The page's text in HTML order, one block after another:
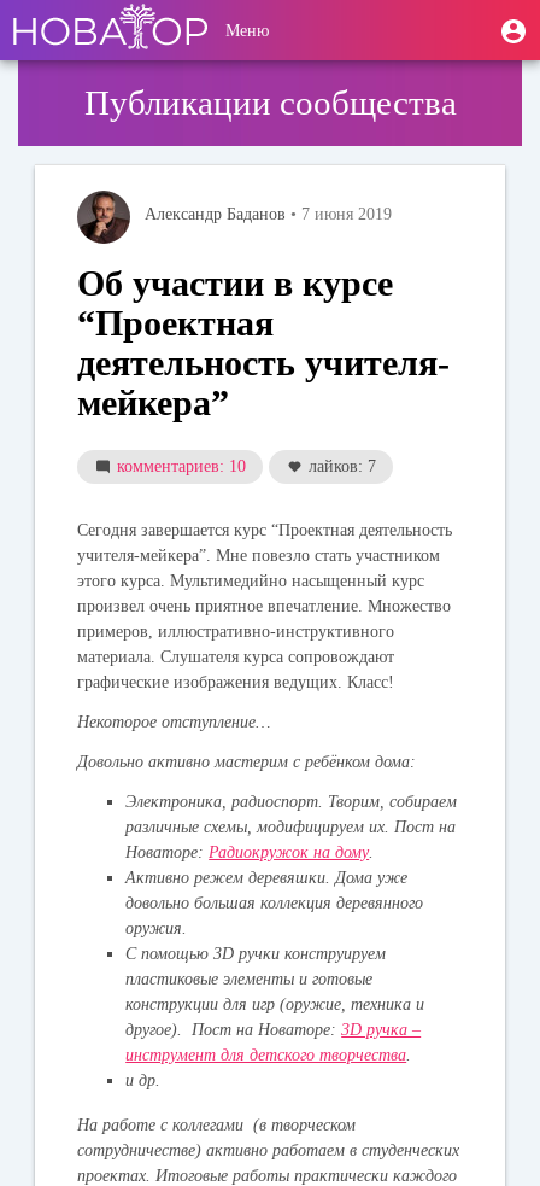
основному
содержанию
User
account
Меню
Публикации сообщества
Александр Баданов • 7 июня 2019
Об участии в курсе
“Проектная
деятельность учителя-
мейкера”
комментариев: 10 лайков: 7
Сегодня завершается курс “Проектная деятельность
учителя-мейкера”. Мне повезло стать участником
этого курса. Мультимедийно насыщенный курс
произвел очень приятное впечатление. Множество
примеров, иллюстративно-инструктивного
материала. Слушателя курса сопровождают
графические изображения ведущих. Класс!
Некоторое отступление…
Довольно активно мастерим с ребёнкомдома:
Электроника, радиоспорт. Творим, собираем
различные схемы, модифицируем их. Пост на
Новаторе: Радиокружок на дому.
Активно режем деревяшки. Дома уже
довольно большая коллекция деревянного
оружия.
С помощью 3D ручки конструируем
пластиковые элементы и готовые
конструкции для игр (оружие, техника и
другое).
Пост на Новаторе: 3D ручка –
инструмент для детского творчества
и др.
Наработе с коллегами (в творческом
сотрудничестве) активно работаем в студенческих
проектах. Итоговые работы практически каждого